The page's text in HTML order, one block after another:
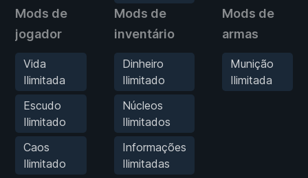
Mods de
jogador
Vida
Ilimitada
Escudo
Ilimitado
Caos
Ilimitado
Mods de
inventário
Dinheiro
Ilimitado
Núcleos
Ilimitados
Informações
Ilimitadas
Mods de
armas
Munição
Ilimitada